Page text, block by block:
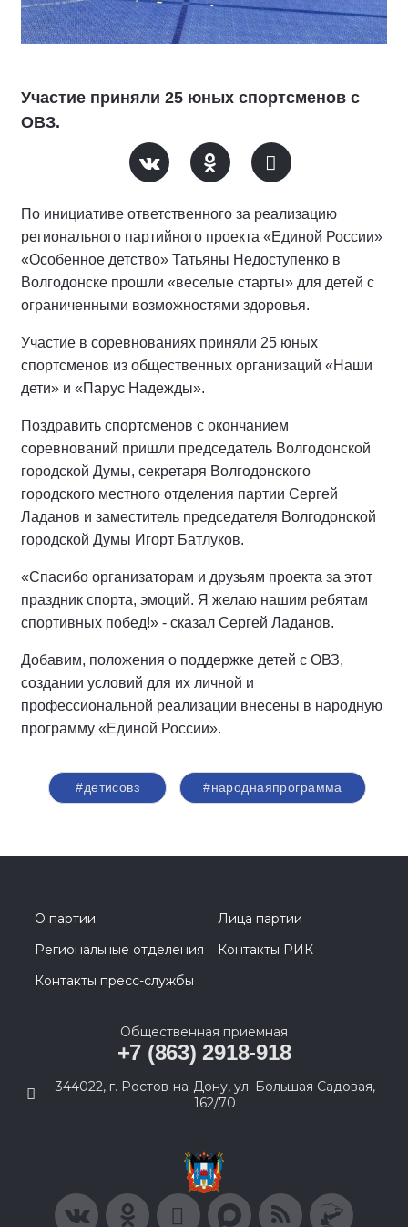
Участие приняли 25 юных спортсменов с
ОВЗ.
По инициативе ответственного за реализацию
регионального партийного проекта «Единой России»
«Особенное детство» Татьяны Недоступенко в
Волгодонске прошли «веселые старты» для детей с
ограниченными возможностями здоровья.
Участие в соревнованиях приняли 25 юных
спортсменов из общественных организаций «Наши
дети» и «Парус Надежды».
Поздравить спортсменов с окончанием
соревнований пришли председатель Волгодонской
городской Думы, секретаря Волгодонского
городского местного отделения партии Сергей
Ладанов и заместитель председателя Волгодонской
городской Думы Игорт Батлуков.
«Спасибо организаторам и друзьям проекта за этот
праздник спорта, эмоций. Я желаю нашим ребятам
спортивных побед!» - сказал Сергей Ладанов.
Добавим, положения о поддержке детей с ОВЗ,
создании условий для их личной и
профессиональной реализации внесены в народную
программу «Единой России».
#детисовз #народнаяпрограмма
О партии
Лица партии
Региональные отделения
Контакты РИК
Контакты пресс-службы
Общественная приемная
+7 (863) 2918-918
344022, г. Ростов-на-Дону, ул. Большая Садовая,
162/70